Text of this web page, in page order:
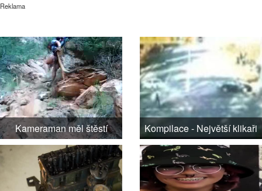
Reklama
Kameraman měl štěstí Kompilace - Největší klikaři